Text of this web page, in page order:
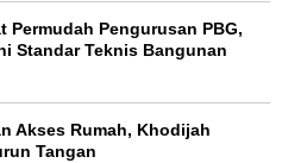
Permudah Pengurusan PBG,
Standar Teknis Bangunan
Akses Rumah, Khodijah
Tangan